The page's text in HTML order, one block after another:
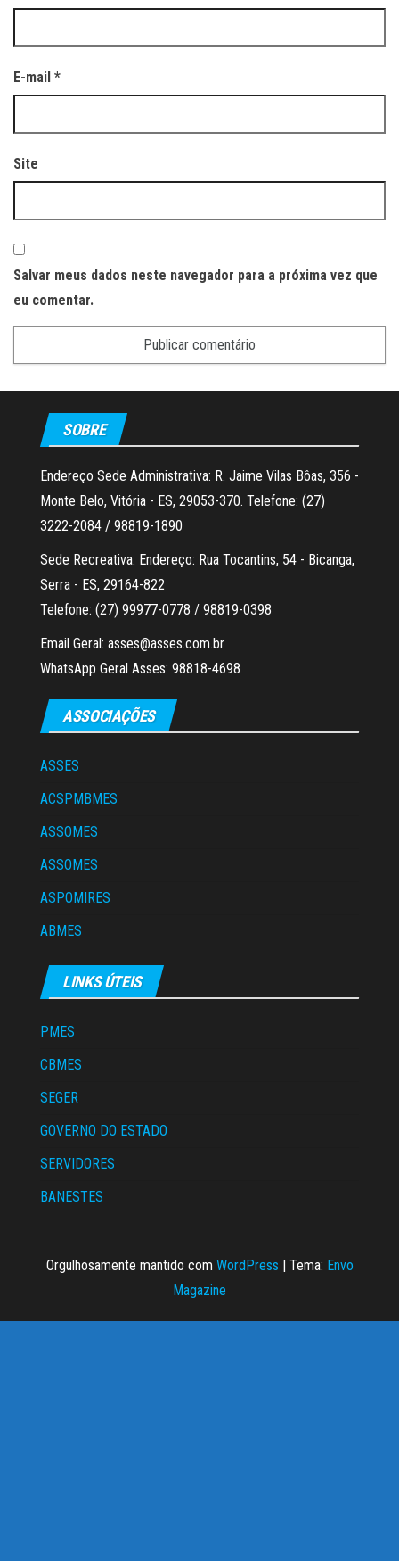
E-mail *
Site
Salvar meus dados neste navegador para a próxima vez que
eu comentar.
SOBRE
Endereço Sede Administrativa: R. Jaime Vilas Bôas, 356 -
Monte Belo, Vitória - ES, 29053-370. Telefone: (27)
3222-2084 / 98819-1890
Sede Recreativa: Endereço: Rua Tocantins, 54 - Bicanga,
Serra - ES, 29164-822
Telefone: (27) 99977-0778 / 98819-0398
Email Geral: asses@asses.com.br
WhatsApp Geral Asses: 98818-4698
ASSOCIAÇÕES
ASSES
ACSPMBMES
ASSOMES
ASSOMES
ASPOMIRES
ABMES
LINKS ÚTEIS
PMES
CBMES
SEGER
GOVERNO DO ESTADO
SERVIDORES
BANESTES
Orgulhosamente mantido com WordPress | Tema: Envo
Magazine